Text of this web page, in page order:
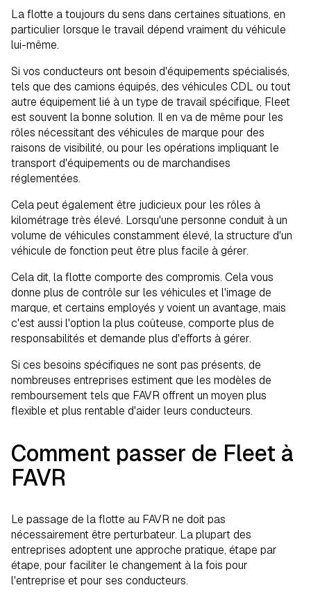
La flotte a toujours du sens dans certaines situations, en
particulier lorsque le travail dépend vraiment du véhicule
lui-même.
Si vos conducteurs ont besoin d'équipements spécialisés,
tels que des camions équipés, des véhicules CDL ou tout
autre équipement lié à un type de travail spécifique, Fleet
est souvent la bonne solution. Il en va de même pour les
rôles nécessitant des véhicules de marque pour des
raisons de visibilité, ou pour les opérations impliquant le
transport d'équipements ou de marchandises
réglementées.
Cela peut également être judicieux pour les rôles à
kilométrage très élevé. Lorsqu'une personne conduit à un
volume de véhicules constamment élevé, la structure d'un
véhicule de fonction peut être plus facile à gérer.
Cela dit, la flotte comporte des compromis. Cela vous
donne plus de contrôle sur les véhicules et l'image de
marque, et certains employés y voient un avantage, mais
c'est aussi l'option la plus coûteuse, comporte plus de
responsabilités et demande plus d'efforts à gérer.
Si ces besoins spécifiques ne sont pas présents, de
nombreuses entreprises estiment que les modèles de
remboursement tels que FAVR offrent un moyen plus
flexible et plus rentable d'aider leurs conducteurs.
Comment passer de Fleet à
FAVR
Le passage de la flotte au FAVR ne doit pas
nécessairement être perturbateur. La plupart des
entreprises adoptent une approche pratique, étape par
étape, pour faciliter le changement à la fois pour
l'entreprise et pour ses conducteurs.